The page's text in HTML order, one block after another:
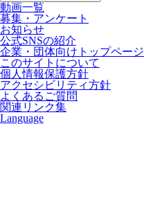
動画一覧
募集・アンケート
お知らせ
公式SNSの紹介
企業・団体向けトップページ
このサイトについて
個人情報保護方針
アクセシビリティ方針
よくあるご質問
関連リンク集
Language